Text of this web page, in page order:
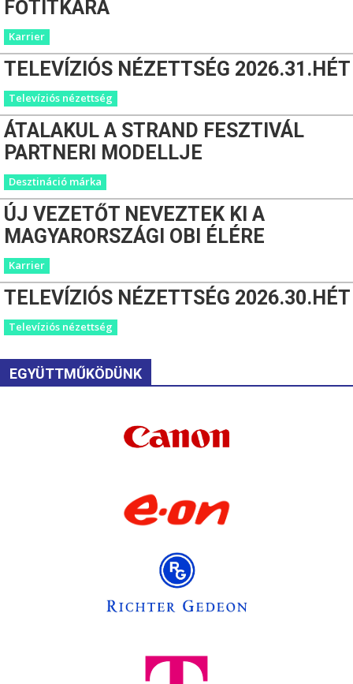
FŐTITKÁRA
Karrier
TELEVÍZIÓS NÉZETTSÉG 2026.31.HÉT
Televíziós nézettség
ÁTALAKUL A STRAND FESZTIVÁL
PARTNERI MODELLJE
Desztináció márka
ÚJ VEZETŐT NEVEZTEK KI A
MAGYARORSZÁGI OBI ÉLÉRE
Karrier
TELEVÍZIÓS NÉZETTSÉG 2026.30.HÉT
Televíziós nézettség
EGYÜTTMŰKÖDÜNK